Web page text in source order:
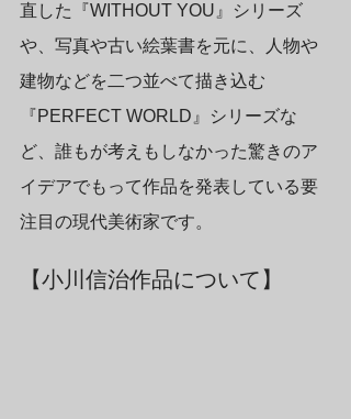
直した『WITHOUT YOU』シリーズ
や、写真や古い絵葉書を元に、人物や
建物などを二つ並べて描き込む
『PERFECT WORLD』シリーズな
ど、誰もが考えもしなかった驚きのア
イデアでもって作品を発表している要
注目の現代美術家です。
【小川信治作品について】